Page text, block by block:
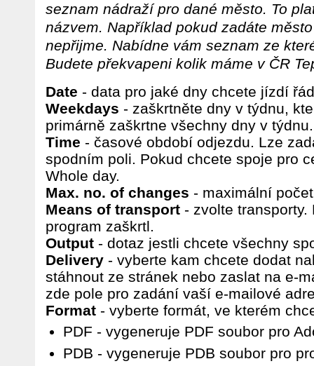
seznam nádraží pro dané město. To
názvem. Například pokud zadáte
nepřijme. Nabídne vám seznam ze
Budete překvapeni kolik máme v ČR
Date - data pro jaké dny chcete jízdí
Weekdays - zaškrtněte dny v týdnu,
primárně zaškrtne všechny dny v týdnu.
Time - časové období odjezdu. Lze
spodním poli. Pokud chcete spoje pro
Whole day.
Max. no. of changes - maximální
Means of transport - zvolte
program zaškrtl.
Output - dotaz jestli chcete všechny
Delivery - vyberte kam chcete dodat
stáhnout ze stránek nebo zaslat na e-
zde pole pro zadání vaší e-mailové
Format - vyberte formát, ve kterém
PDF - vygeneruje PDF soubor pro
PDB - vygeneruje PDB soubor pro